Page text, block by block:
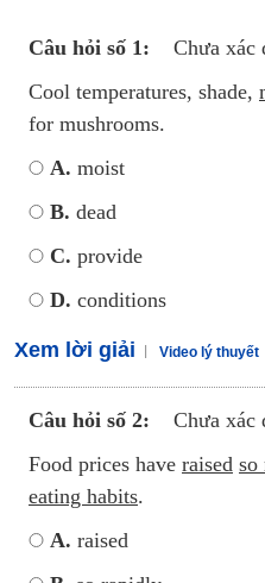
Câu hỏi số 1:
Chưa xác
Cool temperatures, shade,
for mushrooms.
A. moist
B. dead
C. provide
D. conditions
Xem lời giải Video lý thuyết
Câu hỏi số 2:
Chưa xác
Food prices have raised so
eating habits.
A. raised